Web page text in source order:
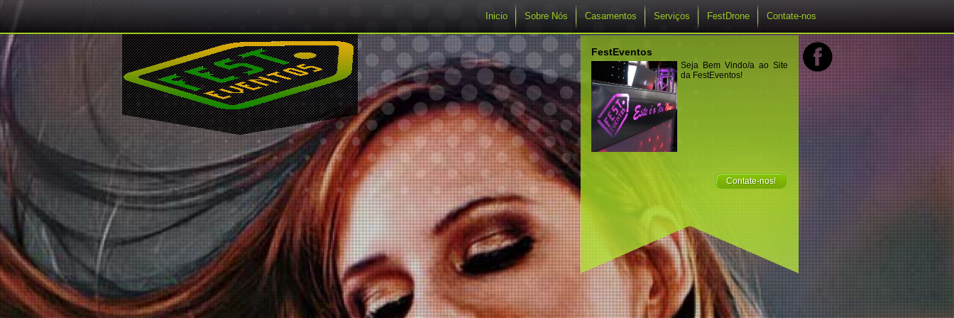
FestEventos
Seja Bem Vindo/a ao Site
da FestEventos!
Contate-nos!
Inicio Sobre Nós Casamentos Serviços FestDrone Contate-nos